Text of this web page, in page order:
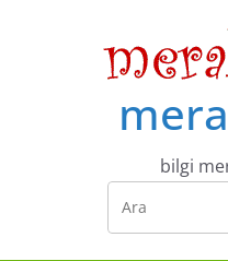
bilgi